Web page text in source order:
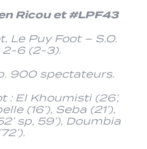
Ricou et #LPF43
Le Puy Foot – S.O.
2-6 (2-3).
900 spectateurs.
: El Khoumisti (26’,
(16’), Seba (21’),
sp, 59’), Doumbia